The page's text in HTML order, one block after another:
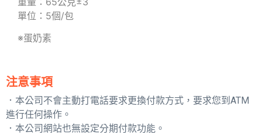
單位：5個/包
※蛋奶素
注意事項
．本公司不會主動打電話要求更換付款方式，要求您到ATM
進行任何操作。
．本公司網站也無設定分期付款功能。